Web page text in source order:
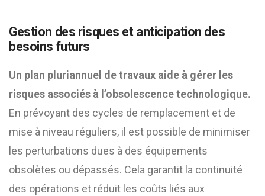
Gestion des risques et anticipation des
besoins futurs
Un plan pluriannuel de travaux aide à gérer les
risques associés à l’obsolescence technologique.
En prévoyant des cycles de remplacement et de
mise à niveau réguliers, il est possible de minimiser
les perturbations dues à des équipements
obsolètes ou dépassés. Cela garantit la continuité
des opérations et réduit les coûts liés aux